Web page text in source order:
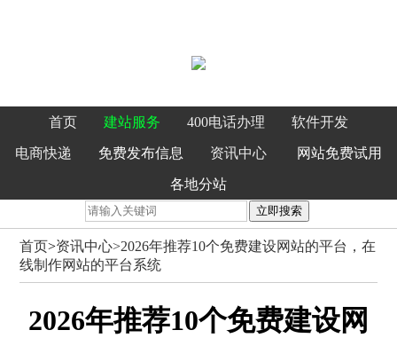
首页 建站服务 400电话办理 软件开发
电商快递 免费发布信息 资讯中心 网站免费试用
各地分站
立即搜索
首页>资讯中心>2026年推荐10个免费建设网站的平台，在
线制作网站的平台系统
2026年推荐10个免费建设网